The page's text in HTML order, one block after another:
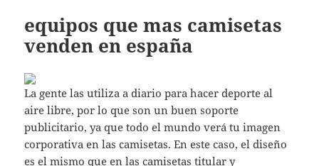
equipos que mas camisetas
venden en españa
La gente las utiliza a diario para hacer deporte al
aire libre, por lo que son un buen soporte
publicitario, ya que todo el mundo verá tu imagen
corporativa en las camisetas. En este caso, el diseño
es el mismo que en las camisetas titular y